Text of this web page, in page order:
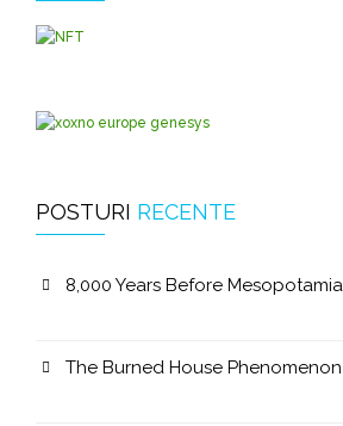
POSTURI RECENTE
8,000 Years Before Mesopotamia
The Burned House Phenomenon